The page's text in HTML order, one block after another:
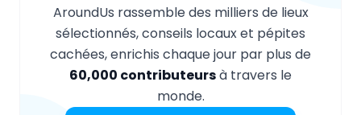
AroundUs rassemble des milliers de lieux
sélectionnés, conseils locaux et pépites
cachées, enrichis chaque jour par plus de
60,000 contributeursà travers le
monde.